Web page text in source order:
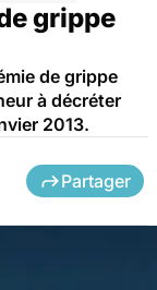
grippe
de grippe
à décréter
2013.
Partager